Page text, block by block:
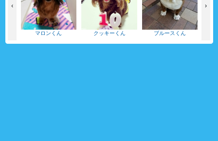
マロンくん クッキーくん ブルースくん
‹ ›